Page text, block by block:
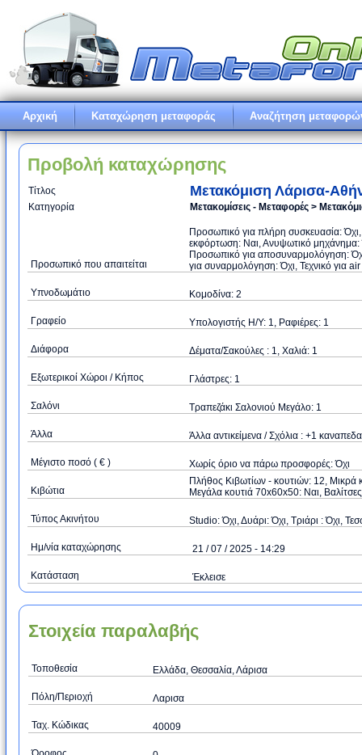
Αρχική Καταχώρηση μεταφοράς Αναζήτηση
Προβολή καταχώρησης
Τίτλος Μετακόμιση Λάρισα-
Κατηγορία Μετακομίσεις - Μεταφορές >
Προσωπικό που απαιτείται
Προσωπικό για πλήρη συσκευασία:
εκφόρτωση: Ναι, Ανυψωτικό μηχάνημα:
Προσωπικό για αποσυναρμολόγηση:
για συναρμολόγηση: Όχι, Τεχνικό για
Υπνοδωμάτιο Κομοδίνα: 2
Γραφείο Υπολογιστής Η/Υ: 1, Ραφιέρες: 1
Διάφορα Δέματα/Σακούλες : 1, Χαλιά: 1
Εξωτερικοί Χώροι / Κήπος Γλάστρες: 1
Σαλόνι Τραπεζάκι Σαλονιού Μεγάλο: 1
Άλλα Άλλα αντικείμενα / Σχόλια : +1
Μέγιστο ποσό ( € ) Xωρίς όριο να πάρω προσφορές: Όχι
Κιβώτια
Πλήθος Κιβωτίων - κουτιών: 12, Μικρά
Μεγάλα κουτιά 70x60x50: Ναι,
Τύπος Ακινήτου Studio: Όχι, Δυάρι: Όχι, Τριάρι : Όχι,
Ημ/νία καταχώρησης 21 / 07 / 2025 - 14:29
Κατάσταση Έκλεισε
Στοιχεία παραλαβής
Τοποθεσία Ελλάδα, Θεσσαλία, Λάρισα
Πόλη/Περιοχή Λαρισα
Ταχ. Κώδικας 40009